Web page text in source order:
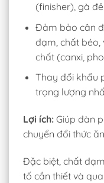
(finisher), gà
Đảm bảo cân
đạm, chất béo,
chất (canxi,
Thay đổi khẩu
trọng lượng
Lợi ích: Giúp đàn
chuyển đổi thức
Đặc biệt, chất
tố cần thiết và